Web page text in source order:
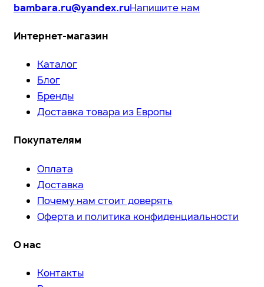
bambara.ru@yandex.ruНапишите нам
Интернет-магазин
Каталог
Блог
Бренды
Доставка товара из Европы
Покупателям
Оплата
Доставка
Почему нам стоит доверять
Оферта и политика конфиденциальности
О нас
Контакты